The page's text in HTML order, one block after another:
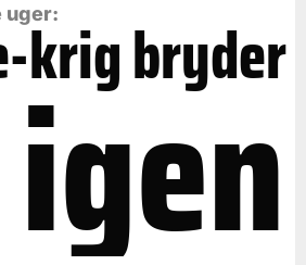
uger:krig bryder